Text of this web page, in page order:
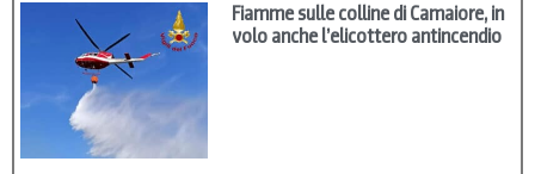
Fiamme sulle colline di Camaiore, in
volo anche l’elicottero antincendio